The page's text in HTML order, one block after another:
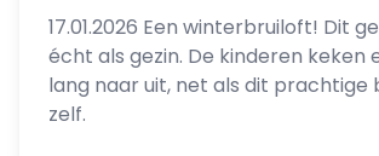
17.01.2026 Een winterbruiloft! Dit
écht als gezin. De kinderen keken
lang naar uit, net als dit prachtige
zelf.